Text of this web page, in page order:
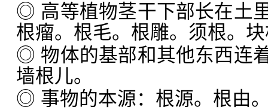
◎ 高等植物茎干下部长在土
根瘤。根毛。根雕。须根。
◎ 物体的基部和其他东西连
墙根儿。
◎ 事物的本源：根源。根由